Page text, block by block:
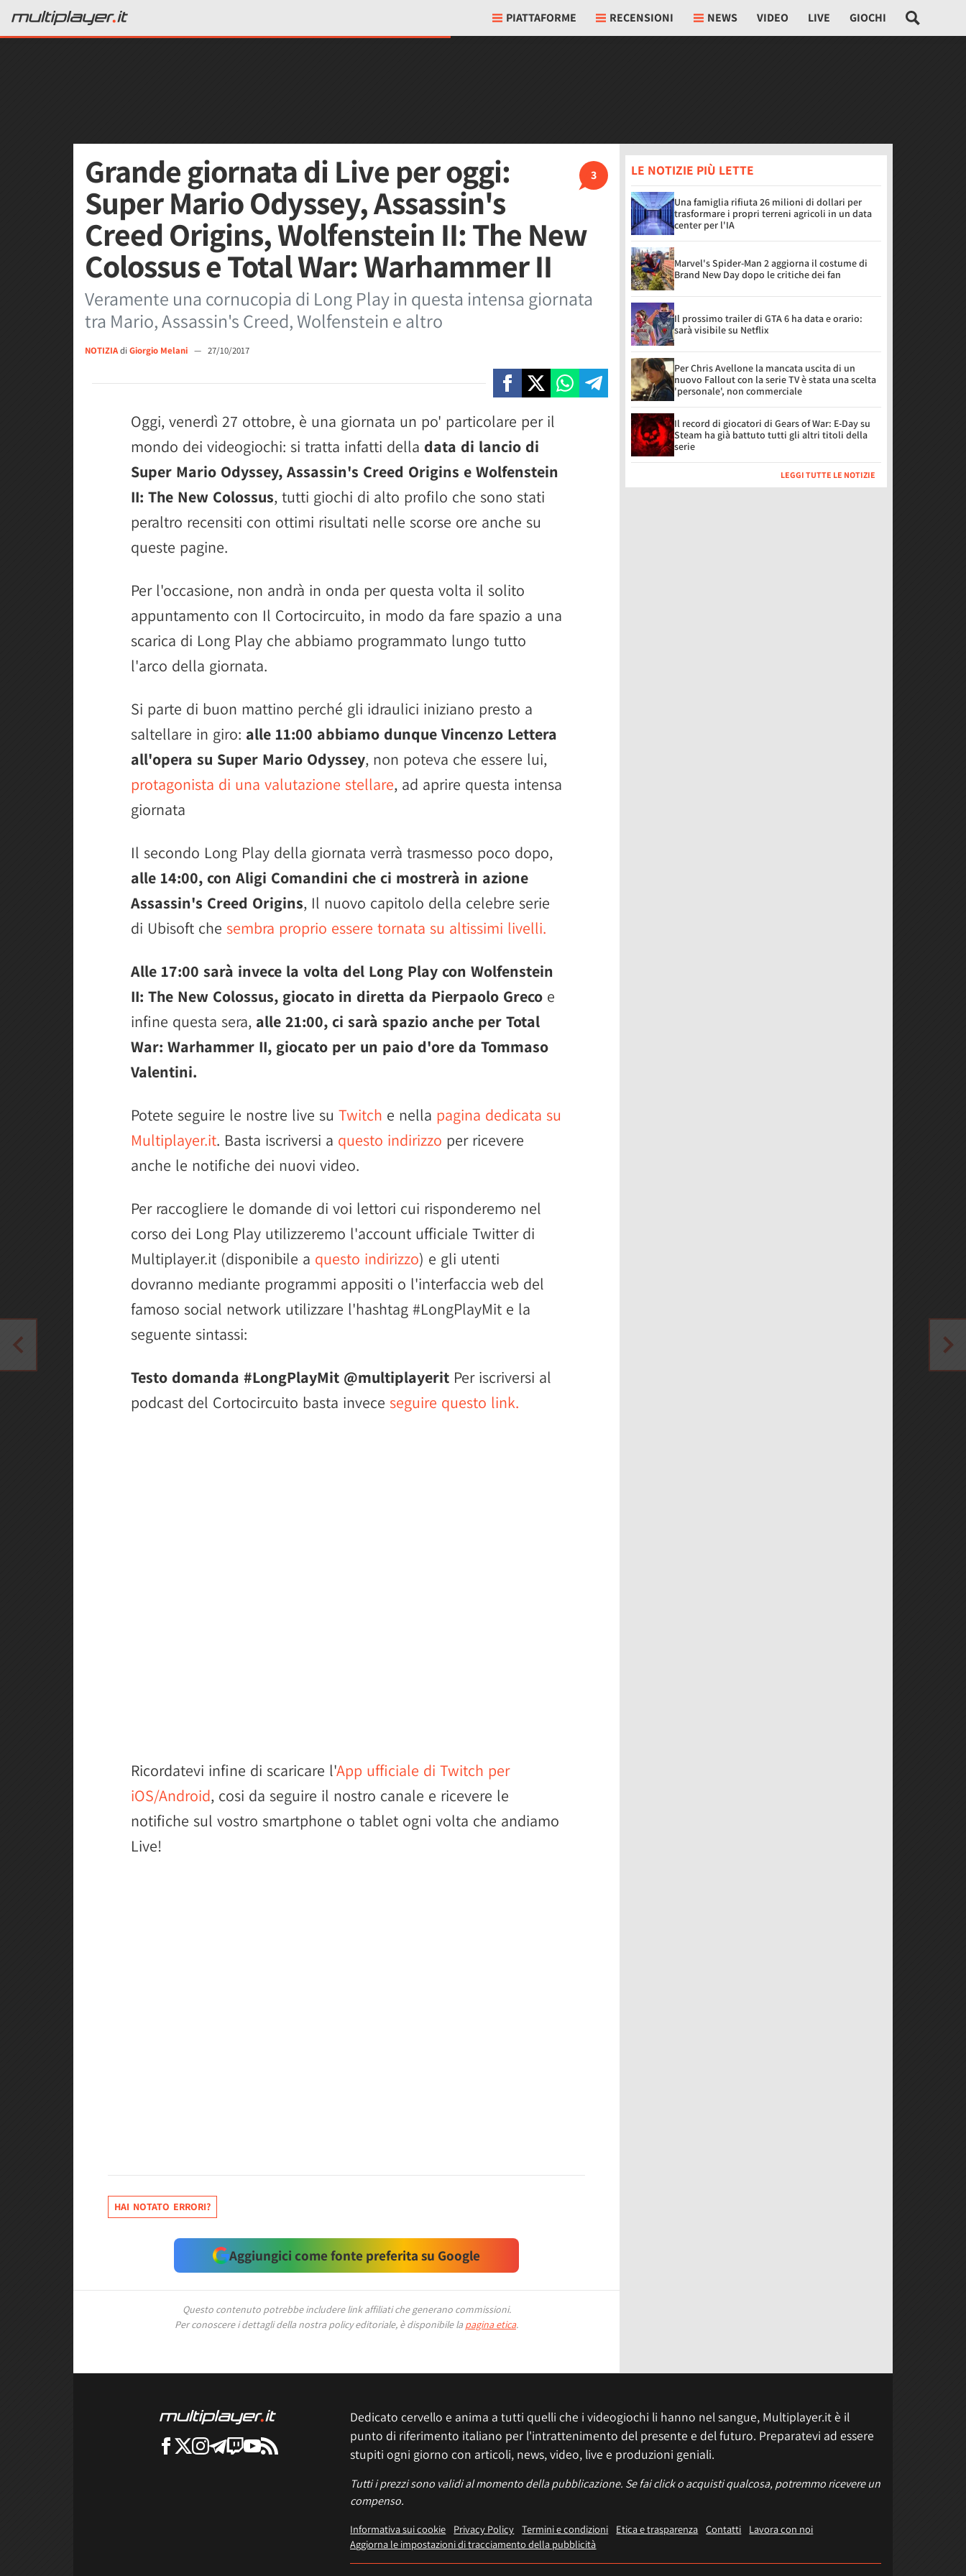
PIATTAFORME RECENSIONI NEWS VIDEO LIVE GIOCHI
3
Grande giornata di Live per oggi:
Super Mario Odyssey, Assassin's
Creed Origins, Wolfenstein II: The New
Colossus e Total War: Warhammer II
Veramente una cornucopia di Long Play in questa intensa giornata
tra Mario, Assassin's Creed, Wolfenstein e altro
NOTIZIAdi Giorgio Melani — 27/10/2017
Oggi, venerdì 27 ottobre, è una giornata un po' particolare per il
mondo dei videogiochi: si tratta infatti della data di lancio di
Super Mario Odyssey, Assassin's Creed Origins e Wolfenstein
II: The New Colossus, tutti giochi di alto profilo che sono stati
peraltro recensiti con ottimi risultati nelle scorse ore anche su
queste pagine.
Per l'occasione, non andrà in onda per questa volta il solito
appuntamento con Il Cortocircuito, in modo da fare spazio a una
scarica di Long Play che abbiamo programmato lungo tutto
l'arco della giornata.
Si parte di buon mattino perché gli idraulici iniziano presto a
saltellare in giro: alle 11:00 abbiamo dunque Vincenzo Lettera
all'opera su Super Mario Odyssey, non poteva che essere lui,
protagonista di una valutazione stellare, ad aprire questa intensa
giornata
Il secondo Long Play della giornata verrà trasmesso poco dopo,
alle 14:00, con Aligi Comandini che ci mostrerà in azione
Assassin's Creed Origins, Il nuovo capitolo della celebre serie
di Ubisoft che sembra proprio essere tornata su altissimi livelli.
Alle 17:00 sarà invece la volta del Long Play con Wolfenstein
II: The New Colossus, giocato in diretta da Pierpaolo Greco e
infine questa sera, alle 21:00, ci sarà spazio anche per Total
War: Warhammer II, giocato per un paio d'ore da Tommaso
Valentini.
Potete seguire le nostre live su Twitch e nella pagina dedicata su
Multiplayer.it. Basta iscriversi a questo indirizzo per ricevere
anche le notifiche dei nuovi video.
Per raccogliere le domande di voi lettori cui risponderemo nel
corso dei Long Play utilizzeremo l'account ufficiale Twitter di
Multiplayer.it (disponibile a questo indirizzo) e gli utenti
dovranno mediante programmi appositi o l'interfaccia web del
famoso social network utilizzare l'hashtag #LongPlayMit e la
seguente sintassi:
Testo domanda #LongPlayMit @multiplayerit Per iscriversi al
podcast del Cortocircuito basta invece seguire questo link.
Ricordatevi infine di scaricare l'App ufficiale di Twitch per
iOS/Android, cosi da seguire il nostro canale e ricevere le
notifiche sul vostro smartphone o tablet ogni volta che andiamo
Live!
HAI NOTATO ERRORI?
Aggiungici come fonte preferita su Google
Questo contenuto potrebbe includere link affiliati che generano commissioni.
Per conoscere i dettagli della nostra policy editoriale, è disponibile la pagina etica.
LE NOTIZIE PIÙ LETTE
Una famiglia rifiuta 26 milioni di dollari per
trasformare i propri terreni agricoli in un data
center per l'IA
Marvel's Spider-Man 2 aggiorna il costume di
Brand New Day dopo le critiche dei fan
Il prossimo trailer di GTA 6 ha data e orario:
sarà visibile su Netflix
Per Chris Avellone la mancata uscita di un
nuovo Fallout con la serie TV è stata una scelta
'personale', non commerciale
Il record di giocatori di Gears of War: E-Day su
Steam ha già battuto tutti gli altri titoli della
serie
LEGGI TUTTE LE NOTIZIE
Dedicato cervello e anima a tutti quelli che i videogiochi li hanno nel sangue, Multiplayer.it è il
punto di riferimento italiano per l'intrattenimento del presente e del futuro. Preparatevi ad essere
stupiti ogni giorno con articoli, news, video, live e produzioni geniali.
Tutti i prezzi sono validi al momento della pubblicazione. Se fai click o acquisti qualcosa, potremmo ricevere un
compenso.
Informativa sui cookie Privacy Policy Termini e condizioni Etica e trasparenza Contatti
Lavora con noi
Aggiorna le impostazioni di tracciamento della pubblicità